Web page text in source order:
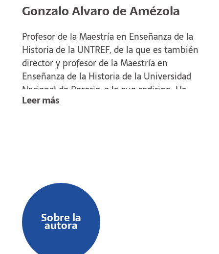
ligar y entender los rasgos y límites de la
explicación y de la narrativa histórica en la que
Gonzalo Alvaro de Amézola
Profesor de la Maestría en Enseñanza de la
Historia de la UNTREF, de la que es también
director y profesor de la Maestría en
Enseñanza de la Historia de la Universidad
Nacional de Rosario, a la que codirige. Ha
sido Profesor Titular de “Planeamiento
historia en la UNLP, UNGS, UNLPam y
UNTREF.
Leer más
Sobre la
autora